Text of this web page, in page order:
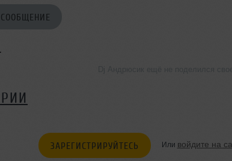
ЗАРЕГИСТРИРУЙТЕСЬ Или войдите на